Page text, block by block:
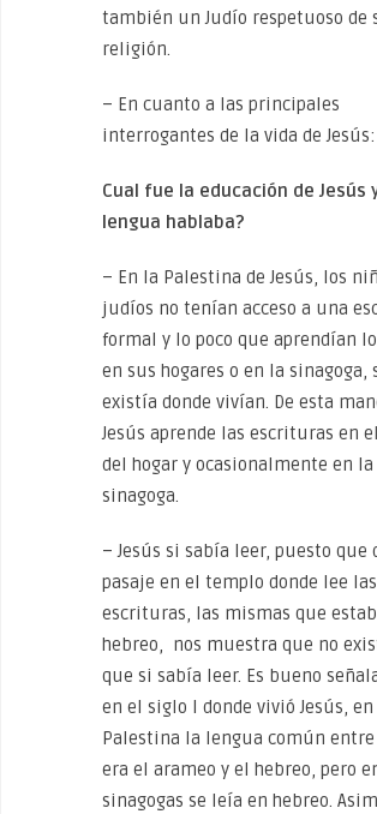
también un Judío respetuoso de
religión.
– En cuanto a las principales
interrogantes de la vida de Jesús:
Cual fue la educación de Jesús
lengua hablaba?
– En la Palestina de Jesús, los
judíos no tenían acceso a una
formal y lo poco que aprendían
en sus hogares o en la sinagoga,
existía donde vivían. De esta
Jesús aprende las escrituras en
del hogar y ocasionalmente en la
sinagoga.
– Jesús si sabía leer, puesto que
pasaje en el templo donde lee las
escrituras, las mismas que
hebreo, nos muestra que no
que si sabía leer. Es bueno
en el siglo I donde vivió Jesús, en
Palestina la lengua común
era el arameo y el hebreo, pero
sinagogas se leía en hebreo.